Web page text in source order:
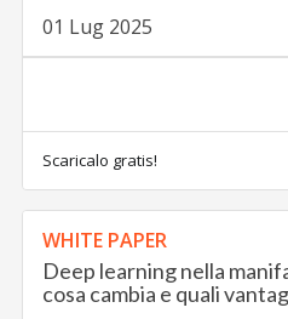
01 Lug 2025
Scaricalo gratis!
WHITE PAPER
Deep learning nella
cosa cambia e quali